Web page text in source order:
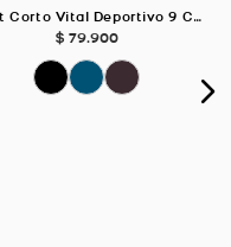
Short Corto Vital Deportivo 9 Cm, Color Negro Para Mujer
$ 79.900